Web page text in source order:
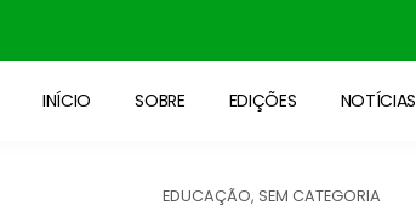
INÍCIO SOBRE EDIÇÕES NOTÍCIAS
EDUCAÇÃO, SEM CATEGORIA